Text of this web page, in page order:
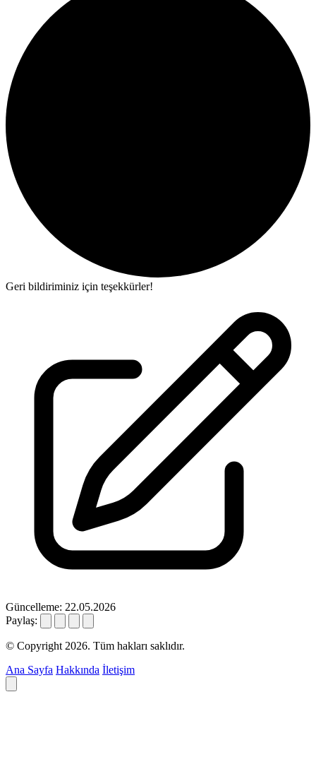
Geri bildiriminiz için teşekkürler!
Güncelleme: 22.05.2026
Paylaş:
© Copyright 2026. Tüm hakları saklıdır.
Ana Sayfa Hakkında İletişim